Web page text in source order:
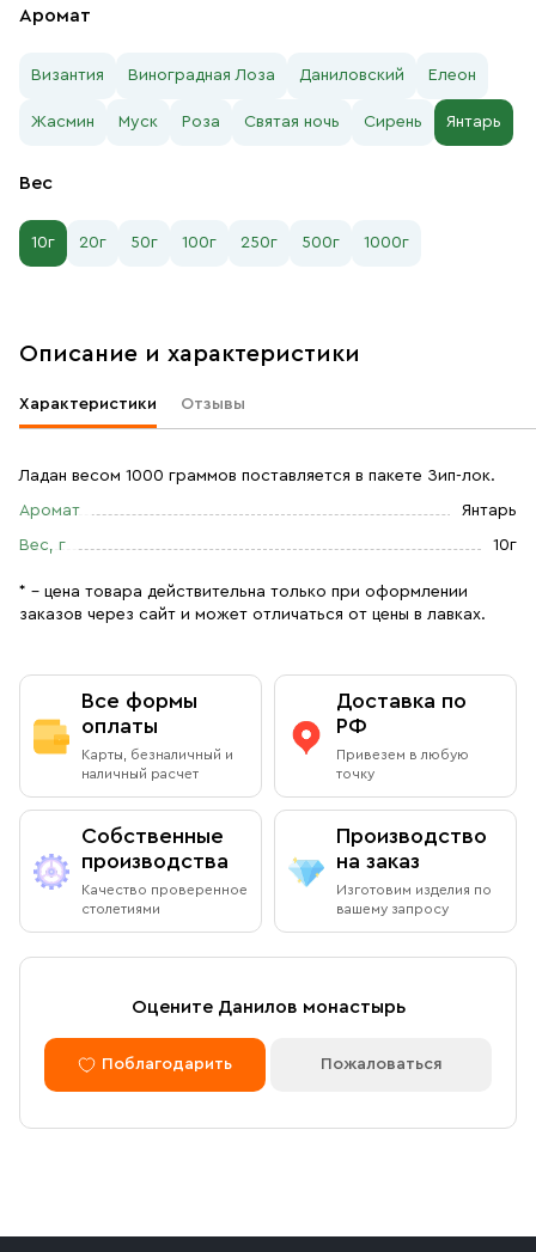
Аромат
Византия Виноградная Лоза Даниловский Елеон
Жасмин Муск Роза Святая ночь Сирень Янтарь
Вес
10г 20г 50г 100г 250г 500г 1000г
Описание и характеристики
Характеристики Отзывы
Ладан весом 1000 граммов поставляется в пакете Зип-лок.
Аромат Янтарь
Вес, г 10г
* – цена товара действительна только при оформлении
заказов через сайт и может отличаться от цены в лавках.
Все формы
оплаты
Карты, безналичный и
наличный расчет
Доставка по
РФ
Привезем в любую
точку
Собственные
производства
Качество проверенное
столетиями
Производство
на заказ
Изготовим изделия по
вашему запросу
Оцените Данилов монастырь
Поблагодарить Пожаловаться